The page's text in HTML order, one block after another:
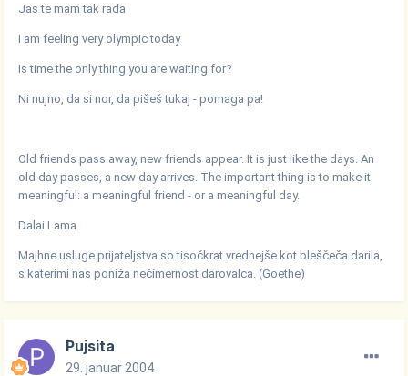
Jas te mam tak rada
I am feeling very olympic today
Is time the only thing you are waiting for?
Ni nujno, da si nor, da pišeš tukaj - pomaga pa!
Old friends pass away, new friends appear. It is just like the days. An
old day passes, a new day arrives. The important thing is to make it
meaningful: a meaningful friend - or a meaningful day.
Dalai Lama
Majhne usluge prijateljstva so tisočkrat vrednejše kot bleščeča darila,
s katerimi nas poniža nečimernost darovalca. (Goethe)
Pujsita
29. januar 2004